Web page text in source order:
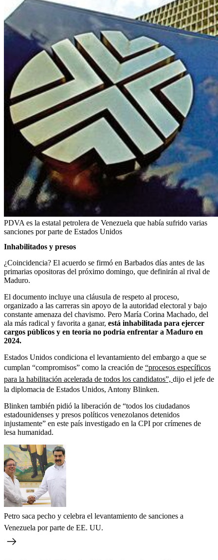
PDVA es la estatal petrolera de Venezuela que había sufrido varias
sanciones por parte de Estados Unidos
Inhabilitados y presos
¿Coincidencia? El acuerdo se firmó en Barbados días antes de las
primarias opositoras del próximo domingo, que definirán al rival de
Maduro.
El documento incluye una cláusula de respeto al proceso,
organizado a las carreras sin apoyo de la autoridad electoral y bajo
constante amenaza del chavismo. Pero María Corina Machado, del
ala más radical y favorita a ganar, está inhabilitada para ejercer
cargos públicos y en teoría no podría enfrentar a Maduro en
2024.
Estados Unidos condiciona el levantamiento del embargo a que se
cumplan “compromisos” como la creación de “procesos específicos
para la habilitación acelerada de todos los candidatos”, dijo el jefe de
la diplomacia de Estados Unidos, Antony Blinken.
Blinken también pidió la liberación de “todos los ciudadanos
estadounidenses y presos políticos venezolanos detenidos
injustamente” en este país investigado en la CPI por crímenes de
lesa humanidad.
Petro saca pecho y celebra el levantamiento de sanciones a
Venezuela por parte de EE. UU.